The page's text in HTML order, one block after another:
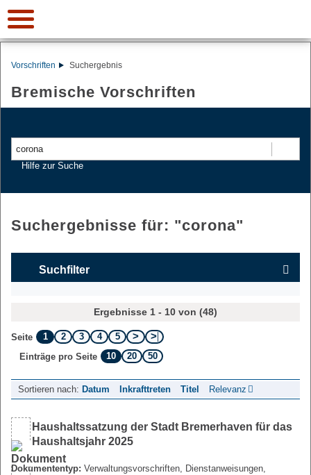
Vorschriften Suchergebnis
Bremische Vorschriften
Hilfe zur Suche
Suchergebnisse für: "corona"
Suchfilter
Ergebnisse 1 - 10 von (48)
Seite 1 2 3 4
5
Einträge pro Seite
10 20 50
Sortieren nach: Datum Inkrafttreten Titel Relevanz
Haushaltssatzung der Stadt Bremerhaven für das
Haushaltsjahr 2025
Dokumententyp: Verwaltungsvorschriften, Dienstanweisungen,